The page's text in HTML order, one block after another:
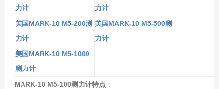
力计 力计
美国 MARK-10 M5-200测
力计
美国 MARK-10 M5-500测
力计
美国 MARK-10 M5-1000
测力计
MARK-10 M5-100测力计特点：